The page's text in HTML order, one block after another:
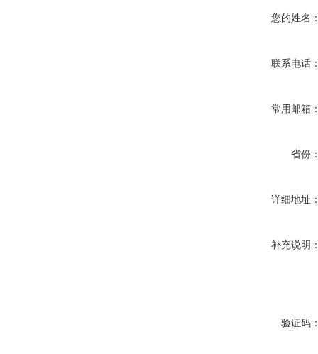
您的姓名
联系电话
常用邮箱
省份
详细地址
补充说明
验证码